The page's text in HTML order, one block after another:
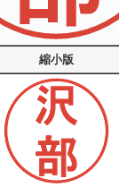
縮小版